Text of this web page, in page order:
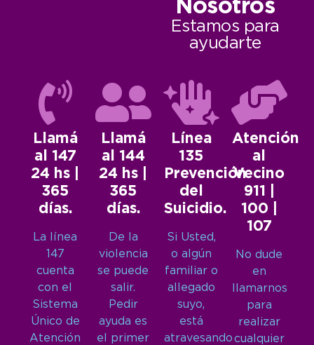
Nosotros
Estamos para
ayudarte
Llamá
al 147
24 hs |
365
días.
La línea
147
cuenta
con el
Sistema
Único de
Atención
Llamá
al 144
24 hs |
365
días.
De la
violencia
se puede
salir.
Pedir
ayuda es
el primer
Línea
135
Prevención
del
Suicidio.
Si Usted,
o algún
familiar o
allegado
suyo,
está
atravesando
Atención
al
Vecino
911 |
100 |
107
No dude
en
llamarnos
para
realizar
cualquier